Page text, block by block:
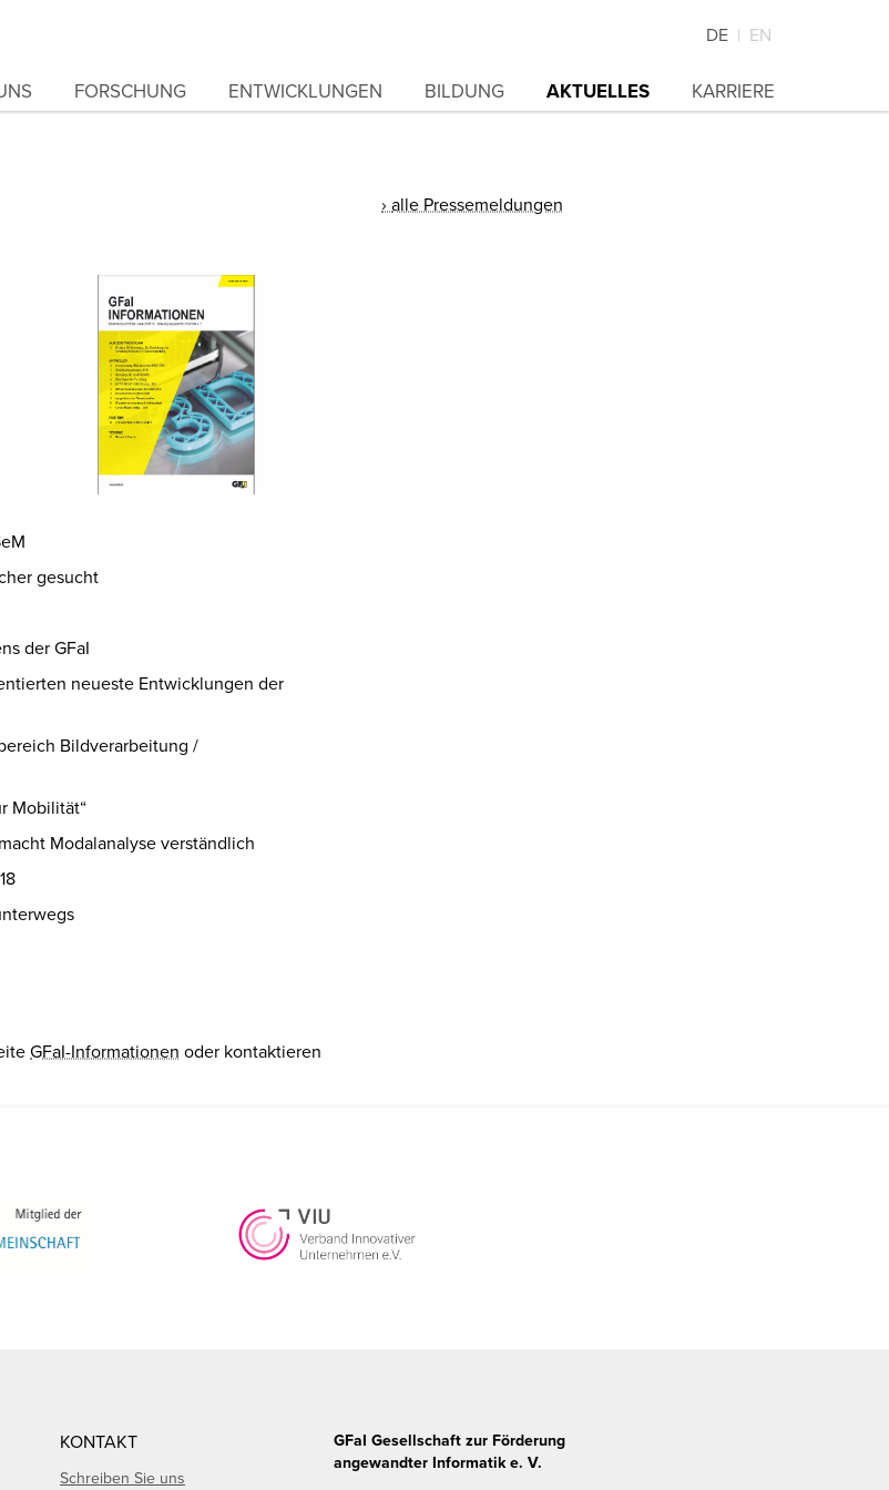
FORSCHUNG ENTWICKLUNGEN BILDUNG AKTUELLES KARRIERE
DE EN
gesucht
der GFaI
neueste Entwicklungen der
Bildverarbeitung /
Mobilität“
Modalanalyse verständlich
GFaI-Informationen oder kontaktieren
alle Pressemeldungen
KONTAKT
Schreiben Sie uns
GFaI Gesellschaft zur Förderung
angewandter Informatik e. V.